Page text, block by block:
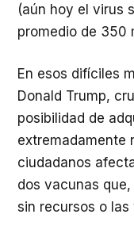
(aún hoy el virus
promedio de 350
En esos difíciles
Donald Trump,
posibilidad de
extremadamente
ciudadanos
dos vacunas
sin recursos o